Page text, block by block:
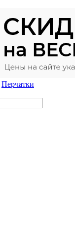
Перчатки